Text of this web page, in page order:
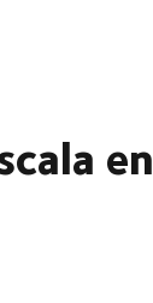
en